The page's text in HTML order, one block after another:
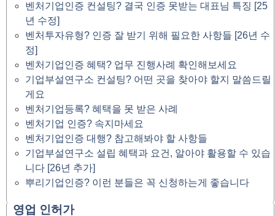
벤처기업인증 컨설팅? 결국 인증 못받는 대표님 특징 [25
년 수정]
벤처투자유형? 인증 잘 받기 위해 필요한 사항들 [26년 수
정]
벤처기업인증 혜택? 업무 진행사례 확인해보세요
기업부설연구소 컨설팅? 어떤 곳을 찾아야 할지 말씀드릴
게요
벤처기업등록? 혜택을 못 받은 사례
벤처기업 인증? 속지마세요
벤처기업인증 대행? 참고해봐야 할 사항들
기업부설연구소 설립 혜택과 요건, 알아야 활용할 수 있습
니다 [26년 추가]
뿌리기업인증? 이런 분들은 꼭 신청하는게 좋습니다
영업 인허가